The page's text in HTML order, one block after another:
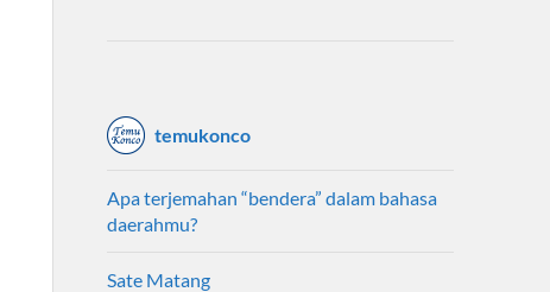
temukonco
Apa terjemahan “bendera” dalam bahasa
daerahmu?
Sate Matang